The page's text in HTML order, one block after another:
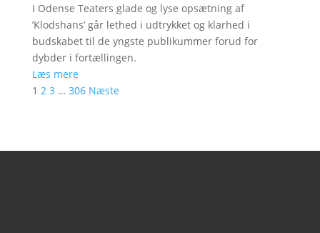
I Odense Teaters glade og lyse opsætning af
’Klodshans’ går lethed i udtrykket og klarhed i
budskabet til de yngste publikummer forud for
dybder i fortællingen.
Læs mere
1 2 3 … 306 Næste